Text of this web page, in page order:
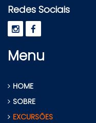
Redes Sociais
Menu
HOME
SOBRE
EXCURSÕES